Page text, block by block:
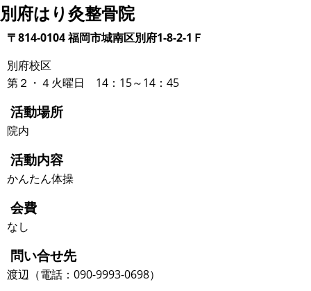
別府はり灸整骨院
〒814-0104 福岡市城南区別府1-8-2-1Ｆ
別府校区
第２・４火曜日 14：15～14：45
活動場所
院内
活動内容
かんたん体操
会費
なし
問い合せ先
渡辺（電話：090-9993-0698）